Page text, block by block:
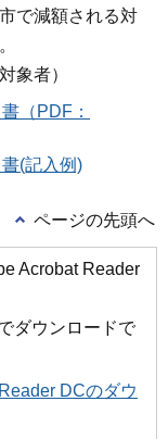
で減額される対
象者）
（PDF：
(記入例)
ページの先頭へ
Acrobat Reader
ダウンロードで
DCのダウ